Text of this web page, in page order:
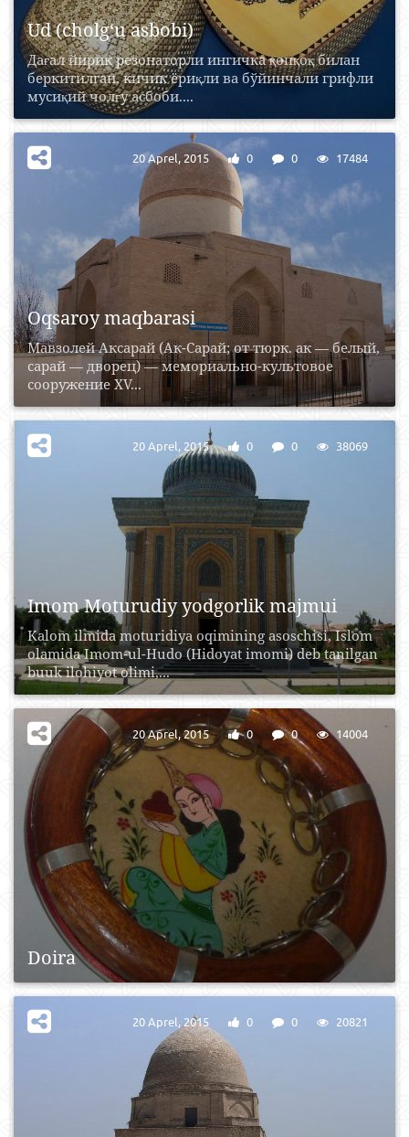
Ud (cholg‘u asbobi)
Дағал йирик резонаторли ингичка қопқоқ билан
беркитилган, кичик ёриқли ва бўйинчали грифли
мусиқий чолғу асбоби....
Oqsaroy maqbarasi
Мавзолей Аксарай (Ак-Сарай; от тюрк. ак — белый,
сарай — дворец) — мемориально-культовое
сооружение XV...
20 Aprel, 2015 0 0 17484
Imom Moturudiy yodgorlik majmui
Kalom ilmida moturidiya oqimining asoschisi, Islom
olamida Imom-ul-Hudo (Hidoyat imomi) deb tanilgan
buuk ilohiyot olimi,...
20 Aprel, 2015 0 0 38069
Doira
20 Aprel, 2015 0 0 14004
20 Aprel, 2015 0 0 20821